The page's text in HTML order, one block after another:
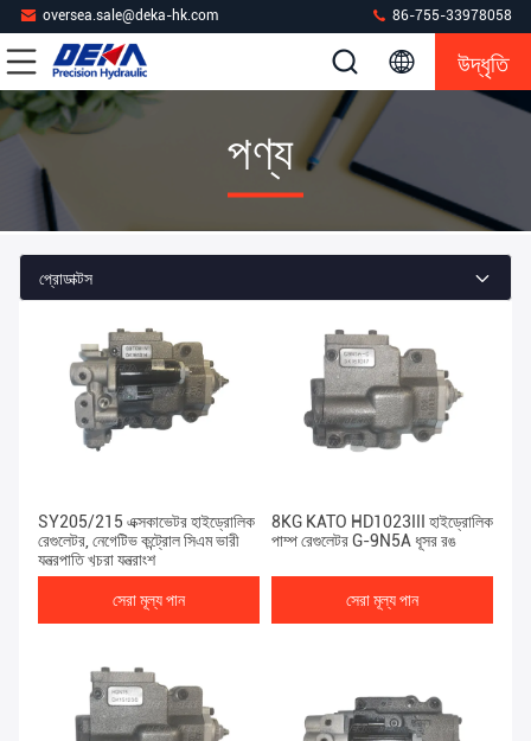
oversea.sale@deka-hk.com 86-755-33978058
উদ্ধৃতি
পণ্য
প্রোডাক্টস
SY205/215 এক্সকাভেটর হাইড্রোলিক
রেগুলেটর, নেগেটিভ কন্ট্রোল সিএম ভারী
যন্ত্রপাতি খুচরা যন্ত্রাংশ
সেরা মূল্য পান
8KG KATO HD1023III হাইড্রোলিক
পাম্প রেগুলেটর G-9N5A ধূসর রঙ
সেরা মূল্য পান